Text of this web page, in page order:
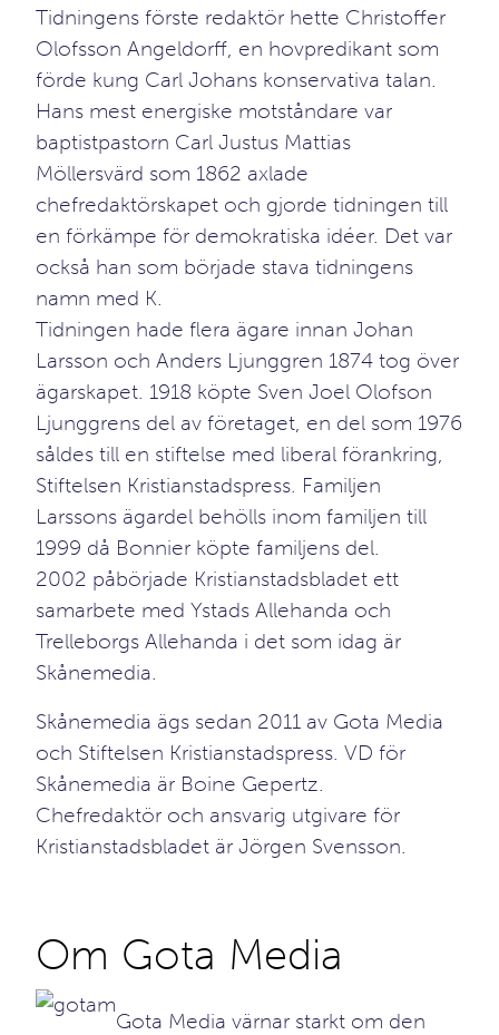
Tidningens förste redaktör hette Christoffer
Olofsson Angeldorff, en hovpredikant som
förde kung Carl Johans konservativa talan.
Hans mest energiske motståndare var
baptistpastorn Carl Justus Mattias
Möllersvärd som 1862 axlade
chefredaktörskapet och gjorde tidningen till
en förkämpe för demokratiska idéer. Det var
också han som började stava tidningens
namn med K.
Tidningen hade flera ägare innan Johan
Larsson och Anders Ljunggren 1874 tog över
ägarskapet. 1918 köpte Sven Joel Olofson
Ljunggrens del av företaget, en del som 1976
såldes till en stiftelse med liberal förankring,
Stiftelsen Kristianstadspress. Familjen
Larssons ägardel behölls inom familjen till
1999 då Bonnier köpte familjens del.
2002 påbörjade Kristianstadsbladet ett
samarbete med Ystads Allehanda och
Trelleborgs Allehanda i det som idag är
Skånemedia.
Skånemedia ägs sedan 2011 av Gota Media
och Stiftelsen Kristianstadspress. VD för
Skånemedia är Boine Gepertz.
Chefredaktör och ansvarig utgivare för
Kristianstadsbladet är Jörgen Svensson.
Om Gota Media
Gota Media värnar starkt om den